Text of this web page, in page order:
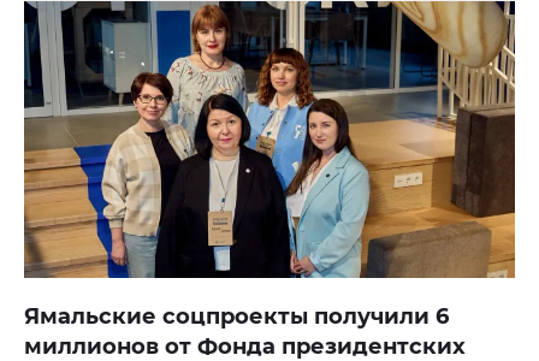
Ямальские соцпроекты получили 6
миллионов от Фонда президентских